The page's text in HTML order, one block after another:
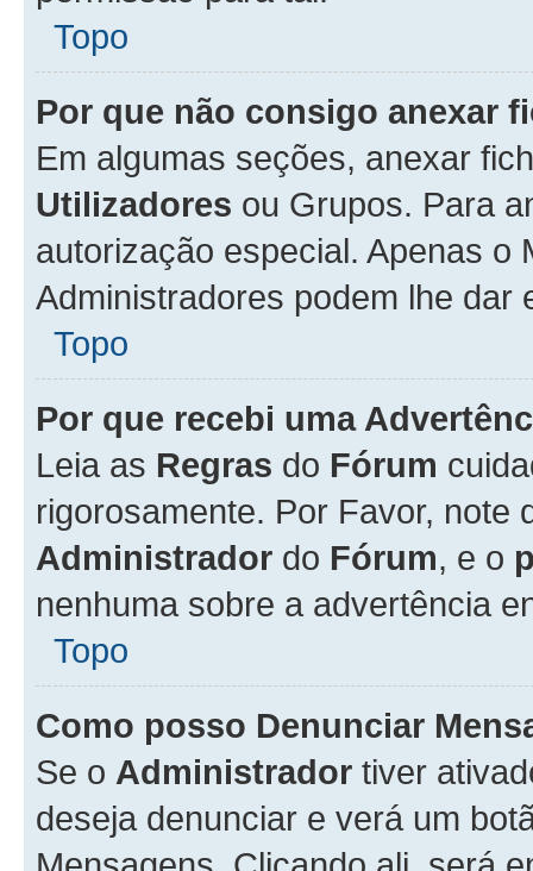
Topo
Por que não consigo anexar
Em algumas seções, anexar
Utilizadores ou Grupos. Para
autorização especial. Apenas o
Administradores podem lhe
Topo
Por que recebi uma
Leia as Regras do Fórum
rigorosamente. Por Favor, note
Administrador do Fórum, e o
nenhuma sobre a advertência
Topo
Como posso Denunciar
Se o Administrador tiver
deseja denunciar e verá um